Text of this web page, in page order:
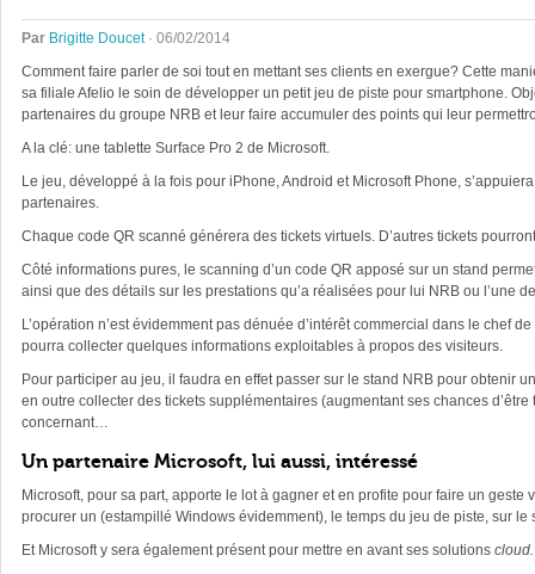
Par Brigitte Doucet· 06/02/2014
Comment faire parler de soi tout en mettant ses clients en exergue? Cette
sa filiale Afelio le soin de développer un petit jeu de piste pour smartphone.
partenaires du groupe NRB et leur faire accumuler des points qui leur
A la clé: une tablette Surface Pro 2 de Microsoft.
Le jeu, développé à la fois pour iPhone, Android et Microsoft Phone,
partenaires.
Chaque code QR scanné générera des tickets virtuels. D’autres tickets
Côté informations pures, le scanning d’un code QR apposé sur un stand
ainsi que des détails sur les prestations qu’a réalisées pour lui NRB ou l’une
L’opération n’est évidemment pas dénuée d’intérêt commercial dans le chef
pourra collecter quelques informations exploitables à propos des visiteurs.
Pour participer au jeu, il faudra en effet passer sur le stand NRB pour obtenir
en outre collecter des tickets supplémentaires (augmentant ses chances
concernant…
Un partenaire Microsoft, lui aussi, intéressé
Microsoft, pour sa part, apporte le lot à gagner et en profite pour faire un
procurer un (estampillé Windows évidemment), le temps du jeu de piste, sur le
Et Microsoft y sera également présent pour mettre en avant ses solutions cloud.